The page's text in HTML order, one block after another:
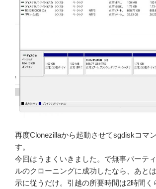
再度Clonezillaから起動させてsgdiskコマ
す。
今回はうまくいきました。で無事パーテ
ルのクローニングに成功したなら、あと
示に従うだけ。引越の所要時間は2時間く